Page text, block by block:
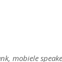
mobiele